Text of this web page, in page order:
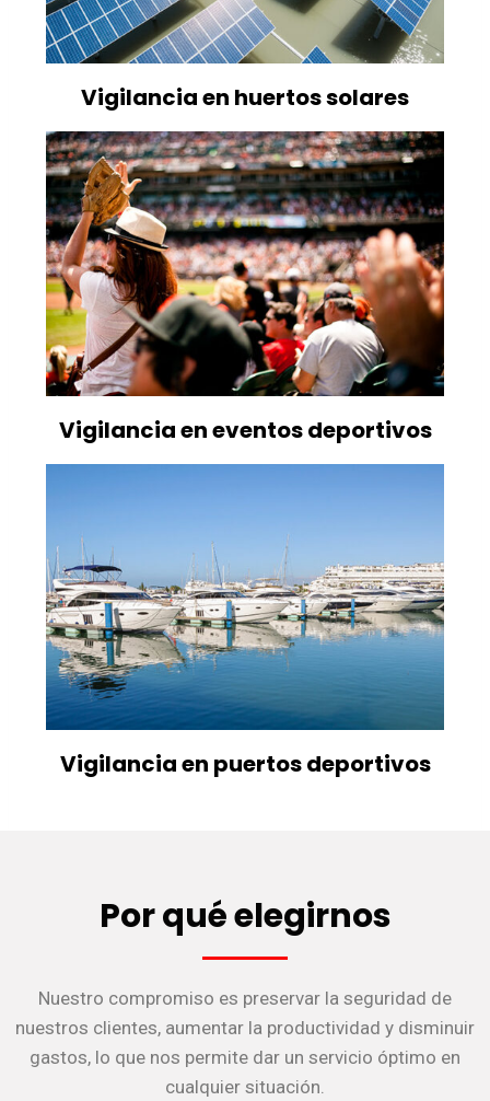
Vigilancia en huertos solares
Vigilancia en eventos deportivos
Vigilancia en puertos deportivos
Por qué elegirnos
Nuestro compromiso es preservar la seguridad de
nuestros clientes, aumentar la productividad y disminuir
gastos, lo que nos permite dar un servicio óptimo en
cualquier situación.